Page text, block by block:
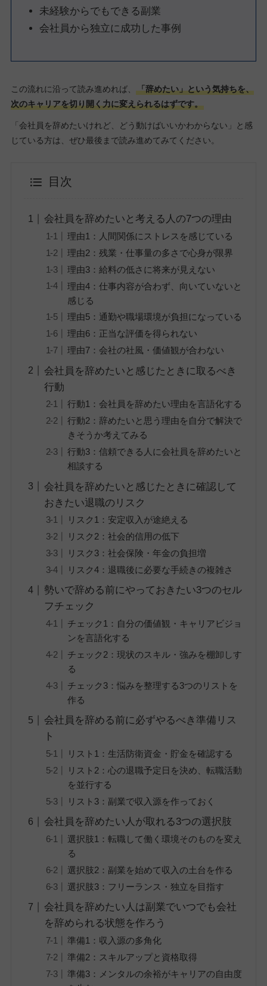
未経験からでもできる副業
会社員から独立に成功した事例
この流れに沿って読み進めれば、
「辞めたい」という気持ちを、
次のキャリアを切り開く力に変えられるはずです。
「会社員を辞めたいけれど、どう動けばいいかわからない」と感
じている方は、ぜひ最後まで読み進めてみてください。
目次
会社員を辞めたいと考える人の7つの理由
理由1：人間関係にストレスを感じている
理由2：残業・仕事量の多さで心身が限界
理由3：給料の低さに将来が見えない
理由4：仕事内容が合わず、向いていないと
感じる
理由5：通勤や職場環境が負担になっている
理由6：正当な評価を得られない
理由7：会社の社風・価値観が合わない
会社員を辞めたいと感じたときに取るべき
行動
行動1：会社員を辞めたい理由を言語化する
行動2：辞めたいと思う理由を自分で解決で
きそうか考えてみる
行動3：信頼できる人に会社員を辞めたいと
相談する
会社員を辞めたいと感じたときに確認して
おきたい退職のリスク
リスク1：安定収入が途絶える
リスク2：社会的信用の低下
リスク3：社会保険・年金の負担増
リスク4：退職後に必要な手続きの複雑さ
勢いで辞める前にやっておきたい3つのセル
フチェック
チェック1：自分の価値観・キャリアビジョ
ンを言語化する
チェック2：現状のスキル・強みを棚卸しす
る
チェック3：悩みを整理する3つのリストを
作る
会社員を辞める前に必ずやるべき準備リス
ト
リスト1：生活防衛資金・貯金を確認する
リスト2：心の退職予定日を決め、転職活動
を並行する
リスト3：副業で収入源を作っておく
会社員を辞めたい人が取れる3つの選択肢
選択肢1：転職して働く環境そのものを変え
る
選択肢2：副業を始めて収入の土台を作る
選択肢3：フリーランス・独立を目指す
会社員を辞めたい人は副業でいつでも会社
を辞められる状態を作ろう
準備1：収入源の多角化
準備2：スキルアップと資格取得
準備3：メンタルの余裕がキャリアの自由度